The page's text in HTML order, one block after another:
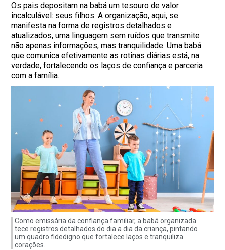
Os pais depositam na babá um tesouro de valor
incalculável: seus filhos. A organização, aqui, se
manifesta na forma de registros detalhados e
atualizados, uma linguagem sem ruídos que transmite
não apenas informações, mas tranquilidade. Uma babá
que comunica efetivamente as rotinas diárias está, na
verdade, fortalecendo os laços de confiança e parceria
com a família.
Como emissária da confiança familiar, a babá organizada
tece registros detalhados do dia a dia da criança, pintando
um quadro fidedigno que fortalece laços e tranquiliza
corações.